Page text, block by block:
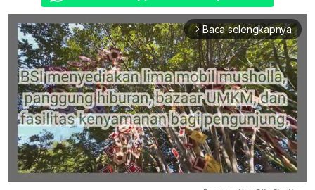
arrow_forward_ios Baca selengkapnya